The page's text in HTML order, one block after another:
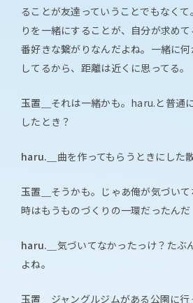
ることが友達っていうことでもなく
りを一緒にすることが、自分が求め
番好きな繋がりなんだよね。一緒に
してるから、距離は近くに思ってる。
玉置＿ それは一緒かも。haru.と普通
したとき？
haru.＿ 曲を作ってもらうときにした
玉置＿ そうかも。じゃあ俺が気づい
時はもうものづくりの一環だったんだ
haru.＿ 気づいてなかったっけ？たぶ
よね。
玉置＿ ジャングルジムがある公園に